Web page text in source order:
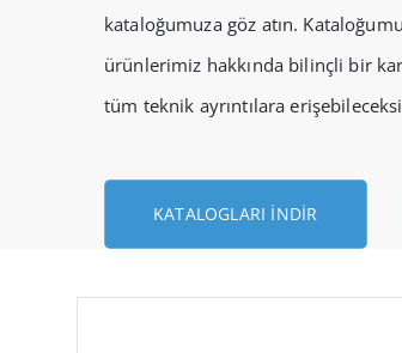
kataloğumuza göz atın.
ürünlerimiz hakkında bilinçli bir
tüm teknik ayrıntılara
KATALOGLARI İNDIR